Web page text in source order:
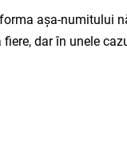
așa-numitului
dar în unele